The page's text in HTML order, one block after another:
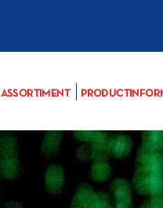
ASSORTIMENT